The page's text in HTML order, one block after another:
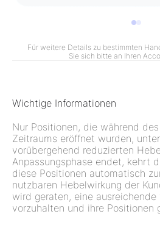
f
Für weitere Details zu bestimmten
Sie sich bitte an Ihren
Wichtige Informationen
Nur Positionen, die während
Zeitraums eröffnet wurden,
vorübergehend reduzierten
Anpassungsphase endet, kehrt
diese Positionen automatisch
nutzbaren Hebelwirkung der
wird geraten, eine ausreichende
vorzuhalten und ihre Positionen